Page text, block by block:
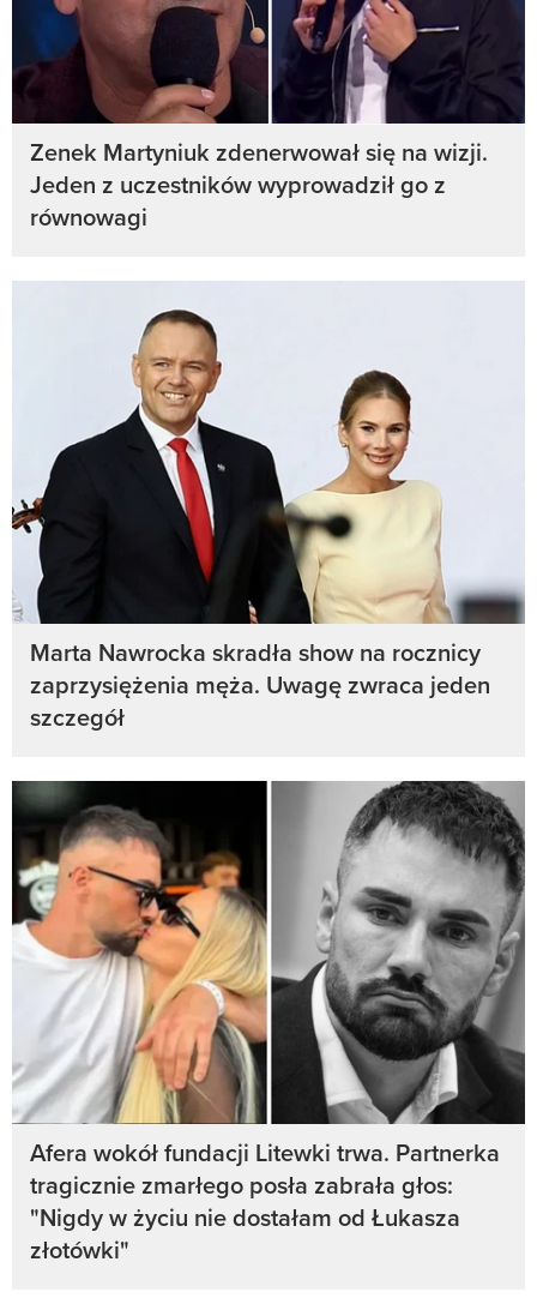
Zenek Martyniuk zdenerwował się na wizji.
Jeden z uczestników wyprowadził go z
równowagi
Marta Nawrocka skradła show na rocznicy
zaprzysiężenia męża. Uwagę zwraca jeden
szczegół
Afera wokół fundacji Litewki trwa. Partnerka
tragicznie zmarłego posła zabrała głos:
"Nigdy w życiu nie dostałam od Łukasza
złotówki"